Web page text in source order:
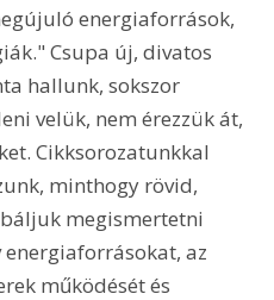
energiaforrások,
Csupa új, divatos
hallunk, sokszor
velük, nem érezzük át,
Cikksorozatunkkal
minthogy rövid,
megismertetni
az
működését és